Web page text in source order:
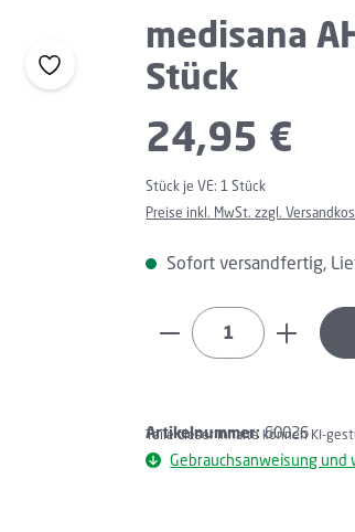
medisana
Stück
24,95 €
Stück je VE: 1 Stück
Preise inkl. MwSt. zzgl.
Sofort versandfertig,
Produkt Anzahl:
Artikelnummer:60026
Teile dieser Inhalte können KI-
Gebrauchsanweisung